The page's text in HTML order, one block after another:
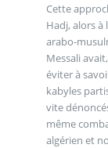
Cette
Hadj, alors à
arabo-
Messali
éviter à
kabyles
vite
même
algérien et